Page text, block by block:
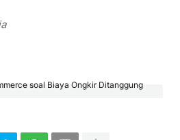
soal Biaya Ongkir Ditanggung